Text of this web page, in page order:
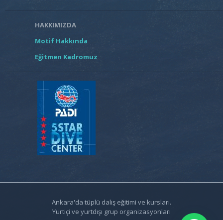
HAKKIMIZDA
Motif Hakkında
Eğitmen Kadromuz
Ankara'da tüplü dalış eğitimi ve kursları.
Yurtiçi ve yurtdışı grup organizasyonları